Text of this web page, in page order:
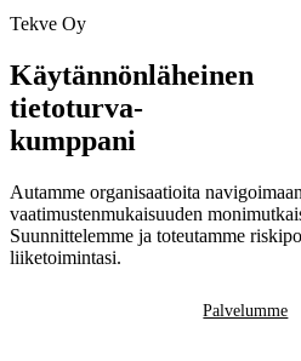
Tekve Oy
Käytännönläheinen
tietoturva-
kumppani
Autamme organisaatioita
vaatimustenmukaisuuden
Suunnittelemme ja toteutamme
liiketoimintasi.
Palvelumme